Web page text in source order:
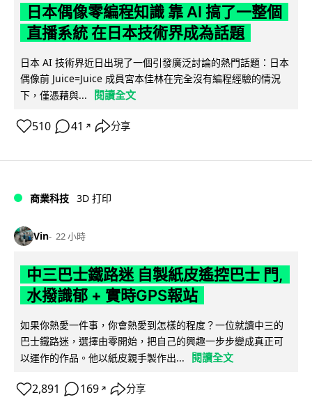
日本偶像零編程知識 靠 AI 搞了一整個
直播系統 在日本技術界成為話題
日本 AI 技術界近日出現了一個引發廣泛討論的熱門話題：日本
偶像前 Juice=Juice 成員宮本佳林在完全沒有編程經驗的情況
下，僅憑藉與...
閱讀全文
510 41 ↗ 分享
商業科技 3D 打印
Vin 22 小時
中三巴士鐵路迷 自製紙皮遙控巴士 門,
水撥識郁 + 實時GPS報站
如果你熱愛一件事，你會熱愛到怎樣的程度？一位就讀中三的
巴士鐵路迷，選擇由零開始，把自己的興趣一步步變成真正可
以運作的作品。他以紙皮親手製作出...
閱讀全文
2,891 169 ↗ 分享